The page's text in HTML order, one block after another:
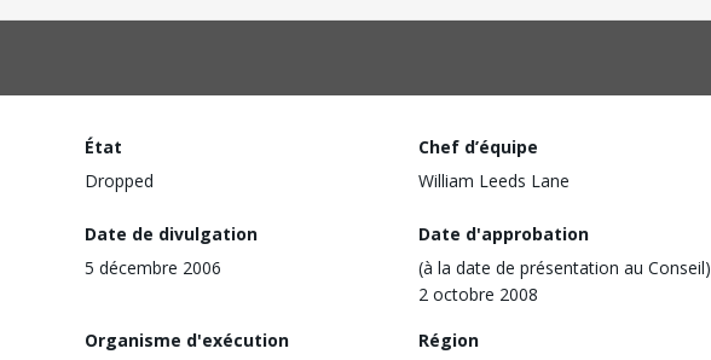
État
Dropped
Chef d’équipe
William Leeds Lane
Date de divulgation
5 décembre 2006
Date d'approbation
(à la date de présentation au Conseil)
2 octobre 2008
Organisme d'exécution
Région